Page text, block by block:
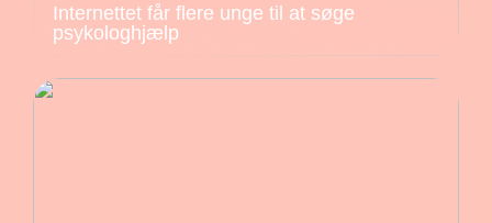
Internettet får flere unge til at søge
psykologhjælp